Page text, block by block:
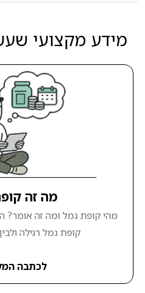
מידע מקצועי
מה זה
מהי קופת גמל ומה זה אומר?
קופת גמל רגילה
לכתבה